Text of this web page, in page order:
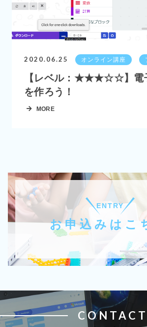
2020.06.25 オンライン講座
【レベル：★★★☆☆】電
を作ろう！
MORE
ENTRY
お申込みはこ
CONTACT